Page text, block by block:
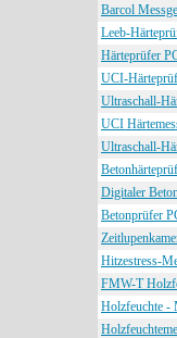
Barcol
Leeb-
Härteprüfer
UCI-
Ultraschall-
UCI
Ultraschall-
Digitaler
Betonprüfer
Hitzestress-
FMW-T
Holzfeuchte -